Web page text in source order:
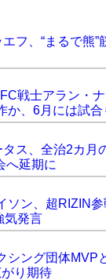
フ、“まるで熊
戦士アラン・
、6月には試合
タス、全治2カ
へ延期に
ソン、超RIZIN
気発言
シング団体MVP
り期待